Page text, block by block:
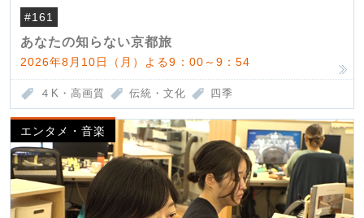
#161
あなたの知らない京都旅
2026年8月10日（月）よる9：00～9：54
４K・高画質 伝統・文化 四季
エンタメ・音楽